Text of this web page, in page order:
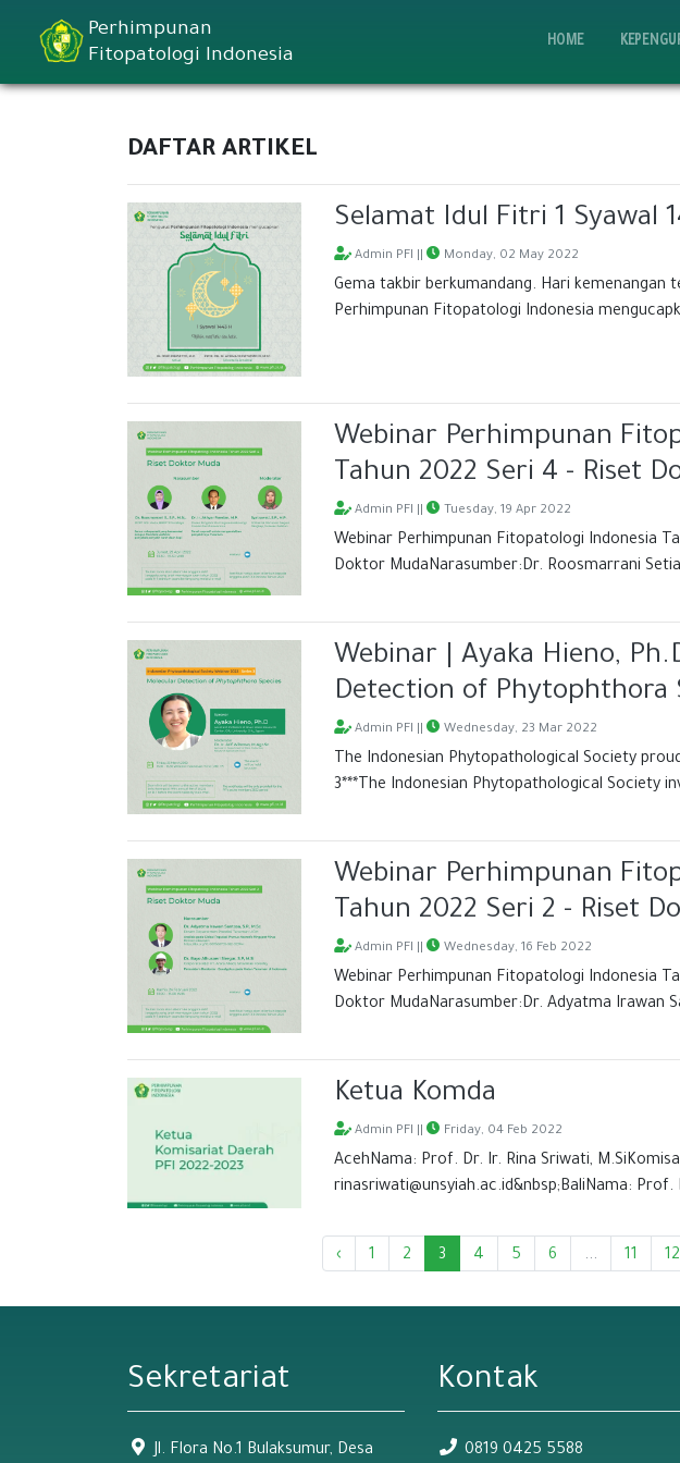
Perhimpunan
Fitopatologi Indonesia
HOME(current)
DAFTAR ARTIKEL
Selamat Idul Fitri 1 Syawal
Admin PFI || Monday, 02 May 2022
Gema takbir berkumandang. Hari kemenangan
Perhimpunan Fitopatologi Indonesia
Webinar Perhimpunan
Tahun 2022 Seri 4 - Riset
Admin PFI || Tuesday, 19 Apr 2022
Webinar Perhimpunan Fitopatologi Indonesia
Doktor MudaNarasumber:Dr. Roosmarrani
Webinar | Ayaka Hieno,
Detection of Phytophthora
Admin PFI || Wednesday, 23 Mar 2022
The Indonesian Phytopathological Society
3***The Indonesian Phytopathological Society
Webinar Perhimpunan
Tahun 2022 Seri 2 - Riset
Admin PFI || Wednesday, 16 Feb 2022
Webinar Perhimpunan Fitopatologi Indonesia
Doktor MudaNarasumber:Dr. Adyatma Irawan
Ketua Komda
Admin PFI || Friday, 04 Feb 2022
AcehNama: Prof. Dr. Ir. Rina Sriwati,
rinasriwati@unsyiah.ac.id&nbsp;BaliNama: Prof.
‹ 1 2 3 4 5 6 ... 11 12
Sekretariat
Jl. Flora No.1 Bulaksumur, Desa
Kontak
0819 0425 5588